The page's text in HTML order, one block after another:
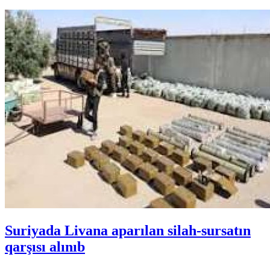
Suriyada Livana aparılan silah-sursatın
qarşısı alınıb